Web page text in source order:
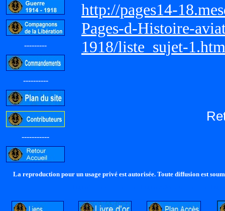
---------
----------
-----------
http://pages14-
Pages-d-Histoire-
1918/liste_sujet-1.htm
La reproduction pour un usage privé est autorisée. Toute diffusion est